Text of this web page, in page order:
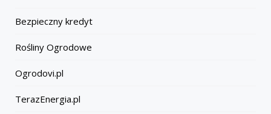
Bezpieczny kredyt
Rośliny Ogrodowe
Ogrodovi.pl
TerazEnergia.pl